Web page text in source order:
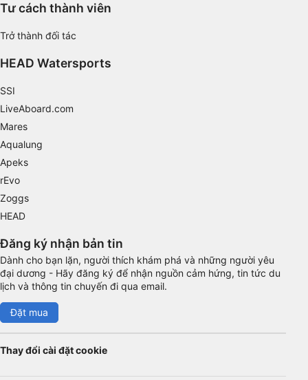
Tư cách thành viên
Trở thành đối tác
HEAD Watersports
SSI
LiveAboard.com
Mares
Aqualung
Apeks
rEvo
Zoggs
HEAD
Đăng ký nhận bản tin
Dành cho bạn lặn, người thích khám phá và những người yêu
đại dương - Hãy đăng ký để nhận nguồn cảm hứng, tin tức du
lịch và thông tin chuyến đi qua email.
Đặt mua
Thay đổi cài đặt cookie
Develop and improve services
Use limited data to select content
IAB Special Features:
Identify devices based on information
actively requested
Non-IAB processing purposes:
Necessary
Performance
Advertising